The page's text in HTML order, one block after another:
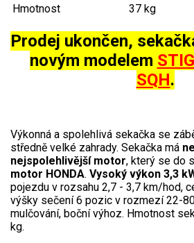
Aku křovinořezy a vyžínače
Aku pily
Aku sekačky
Štípačka na dřevo
VARI
VARI malotraktory
VARI multifunkční nosiče
Hmotnost
37 kg
Prodej ukončen,
novým modelem
SQH.
Výkonná a spolehlivá sekačka se
středně velké zahrady. Sekačka má
nejspolehlivější motor, který se do
motor HONDA. Vysoký výkon 3,3
pojezdu v rozsahu 2,7 - 3,7 km/hod,
výšky sečení 6 pozic v rozmezí 22-
mulčování, boční výhoz. Hmotnost
kg.